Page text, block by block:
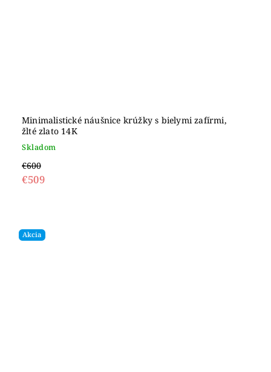
Minimalistické náušnice krúžky s bielymi zafírmi,
žlté zlato 14K
Skladom
€600
€509
Akcia